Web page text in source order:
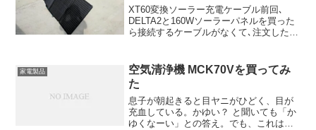
XT60変換ソーラー充電ケーブル前回､
DELTA2と160Wソーラーパネルを買った
ら接続するケーブルがなくて､注文したら
高そうでよいのですが､取り外すときのツ
メが押...
家電製品
空気清浄機 MCK70Vを買ってみ
た
息子が朝起きると目ヤニがひどく、目が
充血している。かゆい？ と聞いても「か
ゆくなーい」との答え。でも、これは花